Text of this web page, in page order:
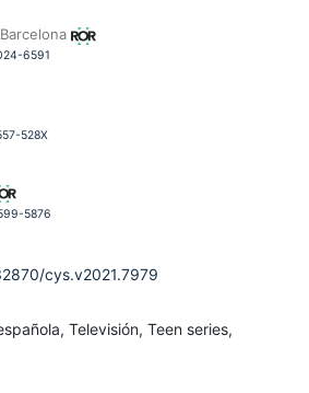
6591
528X
5876
cys.v2021.7979
Televisión, Teen series,